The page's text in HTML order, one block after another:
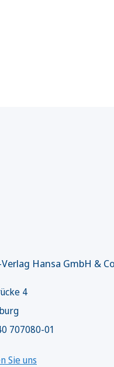
Hansa GmbH &
4
707080-01
Sie uns